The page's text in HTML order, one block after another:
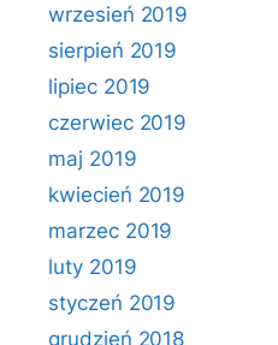
wrzesień 2019
sierpień 2019
lipiec 2019
czerwiec 2019
maj 2019
kwiecień 2019
marzec 2019
luty 2019
styczeń 2019
grudzień 2018